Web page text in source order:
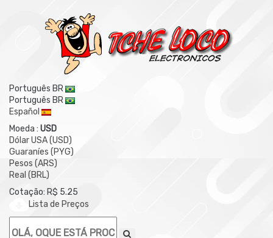
Português BR
Português BR
Español
Moeda : USD
Dólar USA (USD)
Guaraníes (PYG)
Pesos (ARS)
Real (BRL)
Cotação: R$ 5.25
Lista de Preços